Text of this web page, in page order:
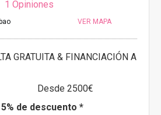
1 Opiniones
VER MAPA
GRATUITA & FINANCIACIÓN A
Desde 2500€
5% de descuento *